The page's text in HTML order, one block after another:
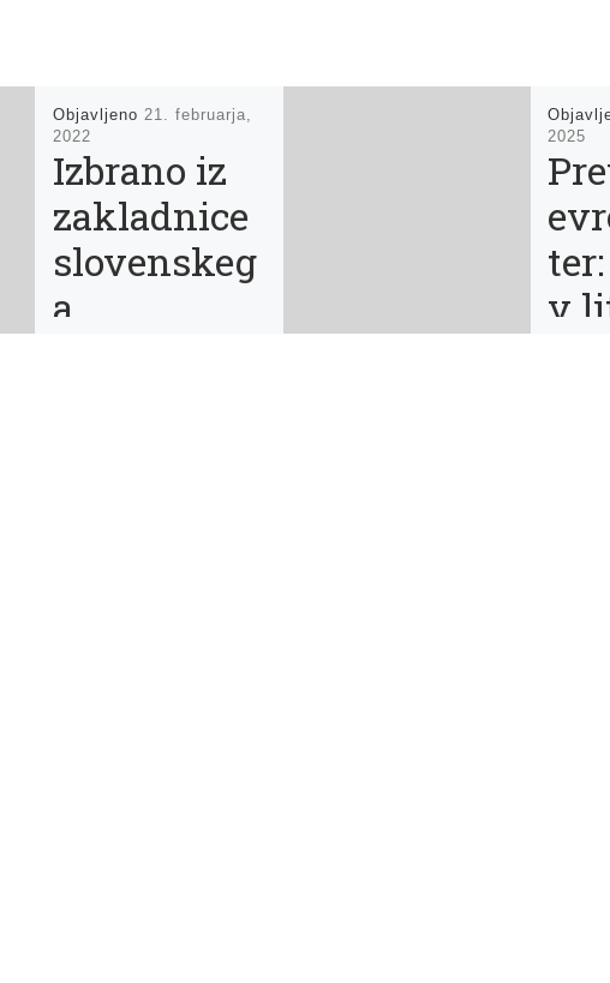
Objavljeno 21. februarja,
2022
Izbrano iz
zakladnice
slovenskeg
a
2025
v